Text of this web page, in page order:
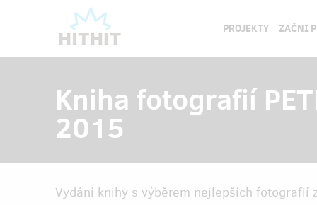
PROJEKTY ZAČNI
Kniha fotografií
2015
Vydání knihy s výběrem nejlepších fotografií